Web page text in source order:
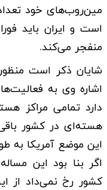
مین‌روب‌های خود
است و ایران باید
منفجر می‌کند.
شایان ذکر است
اشاره وی به
دارد تمامی مراکز
هسته‌ای در کشور
این موضع آمریکا به
اگر بنا بود این
کشور رخ نمی‌داد از